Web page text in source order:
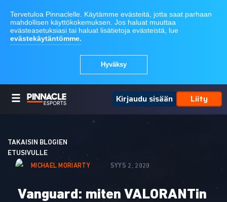
Kirjaudu sisään Liity
TAKAISIN BLOGIEN
ETUSIVULLE
MICHAEL MORIARTY SYYS 2, 2020
Vanguard: miten VALORANTin